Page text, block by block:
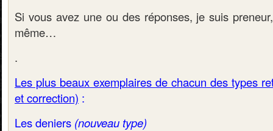
Si vous avez une ou des réponses, je suis
même…
.
Les plus beaux exemplaires de chacun des types
et correction) :
Les deniers (nouveau type)